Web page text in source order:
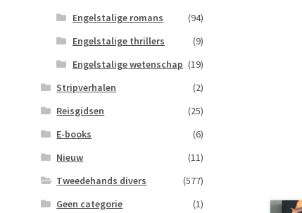
Engelstalige romans
(94)
Engelstalige thrillers
(9)
Engelstalige wetenschap (19)
Stripverhalen
(2)
Reisgidsen
(25)
E-books
(6)
Nieuw
(11)
Tweedehands divers
(577)
Geen categorie
(1)